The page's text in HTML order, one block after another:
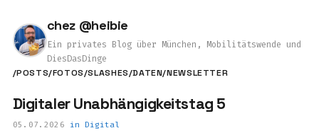
chez @heibie
Ein privates Blog über München, Mobilitätswende und
DiesDasDinge
/POSTS/FOTOS/SLASHES/DATEN/NEWSLETTER
Digitaler Unabhängigkeitstag 5
05.07.2026 in Digital